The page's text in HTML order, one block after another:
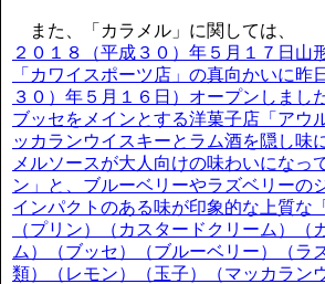
また、「カラメル」に関しては、
２０１８（平成３０）年５月１７日山
「カワイスポーツ店」の真向かいに昨
３０）年５月１６日）オープンしまし
ブッセをメインとする洋菓子店「アウ
ッカランウイスキーとラム酒を隠し味
メルソースが大人向けの味わいになっ
ン」と、ブルーベリーやラズベリーの
インパクトのある味が印象的な上質な
（プリン）（カスタードクリーム）（
ム）（ブッセ）（ブルーベリー）（ラ
類）（レモン）（玉子）（マッカラン